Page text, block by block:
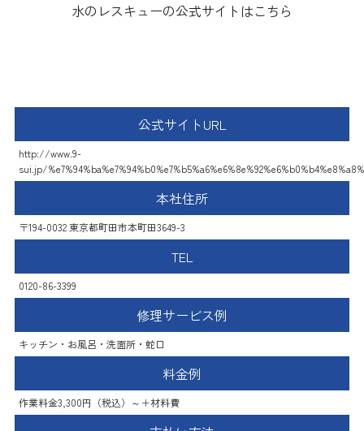
水のレスキューの公式サイトはこちら
公式サイトURL
http://www.9-
sui.jp/
本社住所
〒194-0032 東京都町田市本町田3649-3
TEL
0120-86-3399
修理サービス例
キッチン・お風呂・洗面所・蛇口
料金例
作業料金3,300円（税込）～＋材料費